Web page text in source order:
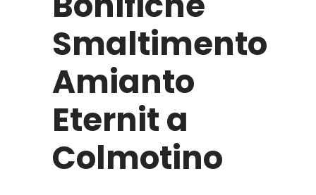
Smaltimento
Amianto
Eternit a
Colmotino